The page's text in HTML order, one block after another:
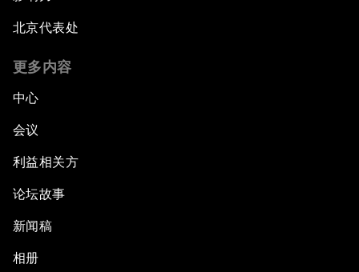
北京代表处
更多内容
中心
会议
利益相关方
论坛故事
新闻稿
相册